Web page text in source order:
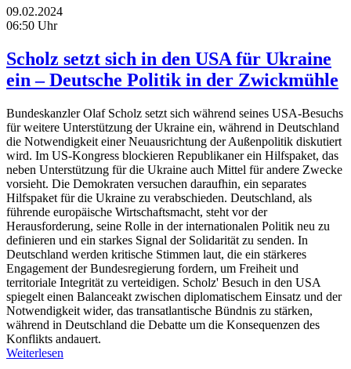
09.02.2024
06:50 Uhr
Scholz setzt sich in den USA für Ukraine
ein – Deutsche Politik in der Zwickmühle
Bundeskanzler Olaf Scholz setzt sich während seines USA-Besuchs
für weitere Unterstützung der Ukraine ein, während in Deutschland
die Notwendigkeit einer Neuausrichtung der Außenpolitik diskutiert
wird. Im US-Kongress blockieren Republikaner ein Hilfspaket, das
neben Unterstützung für die Ukraine auch Mittel für andere Zwecke
vorsieht. Die Demokraten versuchen daraufhin, ein separates
Hilfspaket für die Ukraine zu verabschieden. Deutschland, als
führende europäische Wirtschaftsmacht, steht vor der
Herausforderung, seine Rolle in der internationalen Politik neu zu
definieren und ein starkes Signal der Solidarität zu senden. In
Deutschland werden kritische Stimmen laut, die ein stärkeres
Engagement der Bundesregierung fordern, um Freiheit und
territoriale Integrität zu verteidigen. Scholz' Besuch in den USA
spiegelt einen Balanceakt zwischen diplomatischem Einsatz und der
Notwendigkeit wider, das transatlantische Bündnis zu stärken,
während in Deutschland die Debatte um die Konsequenzen des
Konflikts andauert.
Weiterlesen